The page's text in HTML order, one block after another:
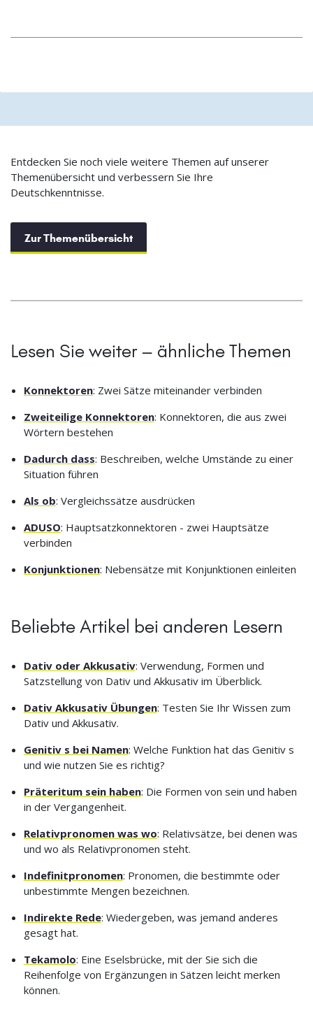
Entdecken Sie noch viele weitere Themen auf unserer
Themenübersicht und verbessern Sie Ihre
Deutschkenntnisse.
Zur Themenübersicht
Lesen Sie weiter – ähnliche Themen
Konnektoren: Zwei Sätze miteinander verbinden
Zweiteilige Konnektoren: Konnektoren, die aus zwei
Wörtern bestehen
Dadurch dass: Beschreiben, welche Umstände zu einer
Situation führen
Als ob: Vergleichssätze ausdrücken
ADUSO: Hauptsatzkonnektoren - zwei Hauptsätze
verbinden
Konjunktionen: Nebensätze mit Konjunktionen einleiten
Beliebte Artikel bei anderen Lesern
Dativ oder Akkusativ: Verwendung, Formen und
Satzstellung von Dativ und Akkusativ im Überblick.
Dativ Akkusativ Übungen: Testen Sie Ihr Wissen zum
Dativ und Akkusativ.
Genitiv s bei Namen: Welche Funktion hat das Genitiv s
und wie nutzen Sie es richtig?
Präteritum sein haben: Die Formen von sein und haben
in der Vergangenheit.
Relativpronomen was wo: Relativsätze, bei denen was
und wo als Relativpronomen steht.
Indefinitpronomen: Pronomen, die bestimmte oder
unbestimmte Mengen bezeichnen.
Indirekte Rede: Wiedergeben, was jemand anderes
gesagt hat.
Tekamolo: Eine Eselsbrücke, mit der Sie sich die
Reihenfolge von Ergänzungen in Sätzen leicht merken
können.